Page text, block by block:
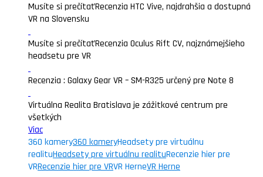
Musíte si prečítaťRecenzia HTC Vive, najdrahšia a dostupná
VR na Slovensku
Musíte si prečítaťRecenzia Oculus Rift CV, najznámejšieho
headsetu pre VR
Recenzia : Galaxy Gear VR – SM-R325 určený pre Note 8
Virtuálna Realita Bratislava je zážitkové centrum pre
všetkých
Viac
360 kamery360 kameryHeadsety pre virtuálnu
realituHeadsety pre virtuálnu realituRecenzie hier pre
VRRecenzie hier pre VRVR HerneVR Herne